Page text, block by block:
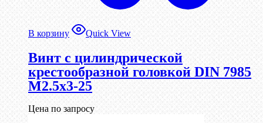
В корзину Quick View
Винт с цилиндрической
крестообразной головкой DIN 7985
М2.5х3-25
Цена по запросу